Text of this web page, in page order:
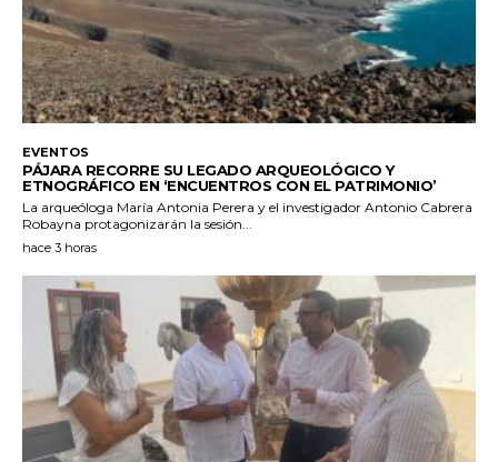
EVENTOS
PÁJARA RECORRE SU LEGADO ARQUEOLÓGICO Y
ETNOGRÁFICO EN ‘ENCUENTROS CON EL PATRIMONIO’
La arqueóloga María Antonia Perera y el investigador Antonio Cabrera
Robayna protagonizarán la sesión...
hace 3 horas